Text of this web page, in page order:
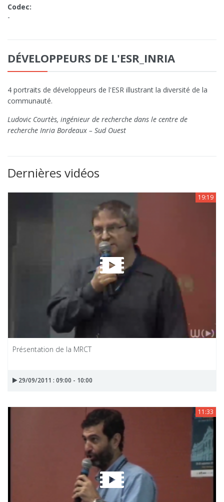
Codec:
-
DÉVELOPPEURS DE L'ESR_INRIA
4 portraits de développeurs de l'ESR illustrant la diversité de la
communauté.
Ludovic Courtès, ingénieur de recherche dans le centre de
recherche Inria Bordeaux – Sud Ouest
Dernières vidéos
19:19
Présentation de la MRCT
29/09/2011 : 09:00 - 10:00
11:33